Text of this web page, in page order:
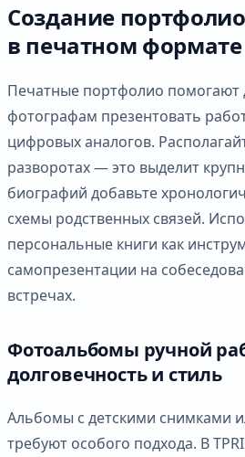
Создание
в печатном формате
Печатные портфолио помогают
фотографам презентовать
цифровых аналогов.
разворотах — это выделит
биографий добавьте
схемы родственных связей.
персональные книги как
самопрезентации на
встречах.
Фотоальбомы ручной
долговечность и стиль
Альбомы с детскими снимками
требуют особого подхода. В